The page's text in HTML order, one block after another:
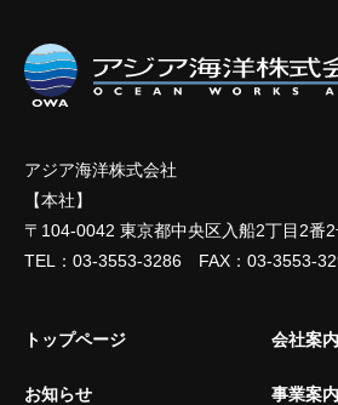
アジア海洋株式会社
【本社】
〒104-0042 東京都中央区入船2丁目2番
TEL：03-3553-3286 FAX：03-3553-
トップページ 会社案内
お知らせ 事業案内